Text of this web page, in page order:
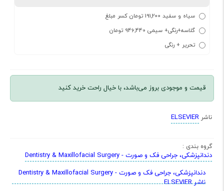
سیاه و سفید 191,200 تومان کسر مبلغ
گلاسه+رنگی+ سیمی 946,440 تومان
تحریر + رنگی
قیمت و موجودی بروز می‌باشد، با خیال راحت خرید کنید
ناشر ELSEVIER
گروه بندی :
دندانپزشکی، جراحی فک و صورت - Dentistry & Maxillofacial Surgery
دندانپزشکی، جراحی فک و صورت - Dentistry & Maxillofacial Surgery
ناشر ELSEVIER